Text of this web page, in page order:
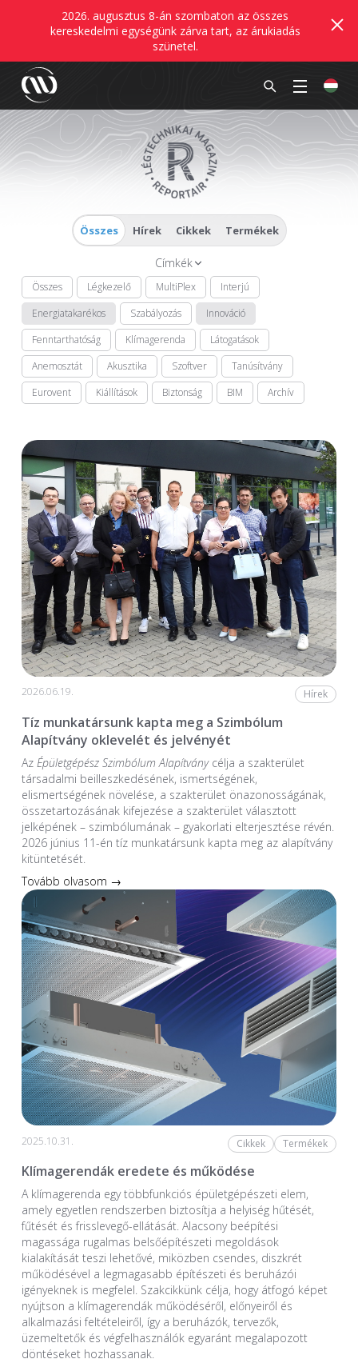
2026. augusztus 8-án szombaton az összes
kereskedelmi egységünk zárva tart, az árukiadás
szünetel.
Összes Hírek Cikkek Termékek
Címkék
Összes Légkezelő MultiPlex
Interjú
Energiatakarékos
Szabályozás
Innováció
Fenntarthatóság
Klímagerenda
Látogatások
Anemosztát
Akusztika Szoftver
Tanúsítvány
Eurovent
Kiállítások Biztonság BIM Archív
2026.06.19. Hírek
Tíz munkatársunk kapta meg a Szimbólum
Alapítvány oklevelét és jelvényét
Az Épületgépész Szimbólum Alapítványcélja a szakterület
társadalmi beilleszkedésének, ismertségének,
elismertségének növelése, a szakterület önazonosságának,
összetartozásának kifejezése a szakterület választott
jelképének – szimbólumának – gyakorlati elterjesztése révén.
2026 június 11-én tíz munkatársunk kapta meg az alapítvány
kitüntetését.
Tovább olvasom →
2025.10.31. Cikkek Termékek
Klímagerendák eredete és működése
A klímagerenda egy többfunkciós épületgépészeti elem,
amely egyetlen rendszerben biztosítja a helyiség hűtését,
fűtését és frisslevegő-ellátását. Alacsony beépítési
magassága rugalmas belsőépítészeti megoldások
kialakítását teszi lehetővé, miközben csendes, diszkrét
működésével a legmagasabb építészeti és beruházói
igényeknek is megfelel. Szakcikkünk célja, hogy átfogó képet
nyújtson a klímagerendák működéséről, előnyeiről és
alkalmazási feltételeiről, így a beruházók, tervezők,
üzemeltetők és végfelhasználók egyaránt megalapozott
döntéseket hozhassanak.